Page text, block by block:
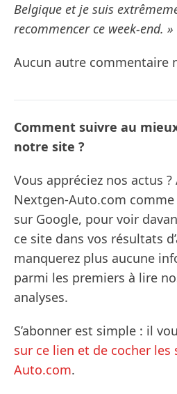
Belgique et je suis
recommencer ce week-end. »
Aucun autre commentaire
Comment suivre au
notre site ?
Vous appréciez nos actus
Nextgen-Auto.com
sur Google, pour voir
ce site dans vos résultats
manquerez plus aucune
parmi les premiers à lire
analyses.
S’abonner est simple : il
sur ce lien et de cocher les
Auto.com.